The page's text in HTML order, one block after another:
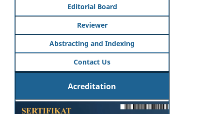
Editorial Board
Reviewer
Abstracting and Indexing
Contact Us
Acreditation